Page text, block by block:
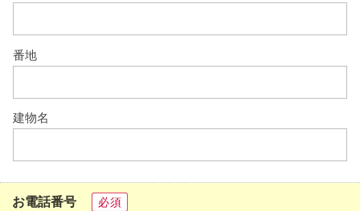
番地
建物名
お電話番号 必須